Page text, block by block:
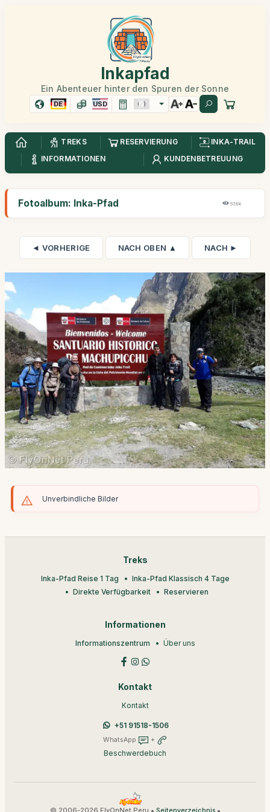
Inkapfad
Ein Abenteuer hinter den Spuren der Sonne
DE USD
TREKS RESERVIERUNG
INKA-TRAIL
INFORMATIONEN
KUNDENBETREUUNG
Fotoalbum: Inka-Pfad 57,6K
◄ VORHERIGE NACH OBEN ▲ NACH ►
Unverbindliche Bilder
Treks
Inka-Pfad Reise 1 Tag
Inka-Pfad Klassisch 4 Tage
Direkte Verfügbarkeit
Reservieren
Informationen
Informationszentrum Über uns
Kontakt
Kontakt
+51 91518-1506
WhatsApp +
Beschwerdebuch
© 2006-2026 FlyOnNet Peru • •